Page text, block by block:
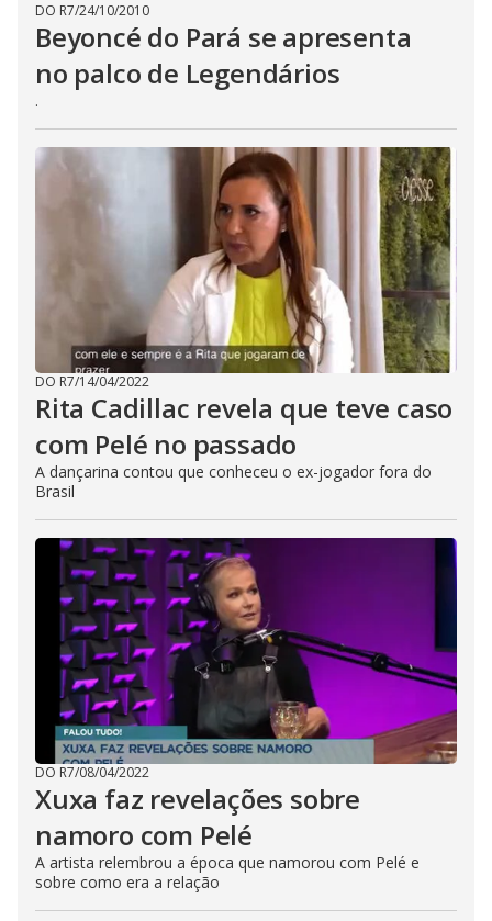
DO R7/24/10/2010
Beyoncé do Pará se apresenta
no palco de Legendários
.
DO R7/14/04/2022
Rita Cadillac revela que teve caso
com Pelé no passado
A dançarina contou que conheceu o ex-jogador fora do
Brasil
DO R7/08/04/2022
Xuxa faz revelações sobre
namoro com Pelé
A artista relembrou a época que namorou com Pelé e
sobre como era a relação